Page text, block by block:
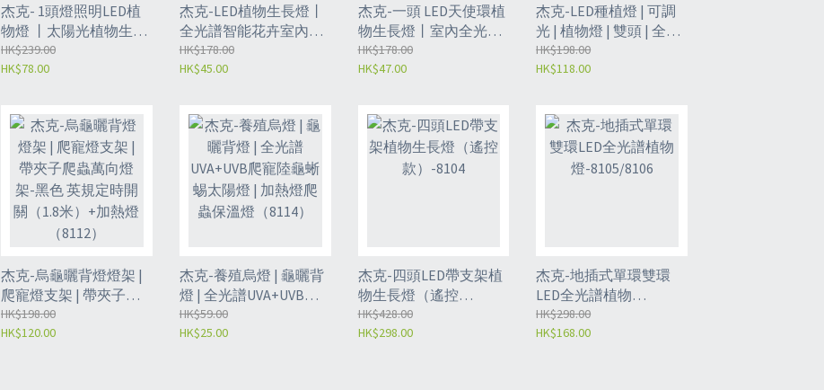
杰克- 1頭燈照明LED植
物燈 丨太陽光植物生長
燈丨防水夾子USB全光
譜燈 丨15W（一頭）
HK$239.00
HK$78.00
杰克-LED植物生長燈丨
全光譜智能花卉室內蔬
菜補光燈丨植物燈育苗
5V種植USB 丨一頭 紅藍
HK$178.00
HK$45.00
杰克-一頭 LED天使環植
物生長燈丨室內全光譜
多肉植物補光燈丨智能
定時植物生長燈 丨單頭
HK$178.00
HK$47.00
杰克-LED種植燈 | 可調
光 | 植物燈 | 雙頭 | 全光
譜 | USB | 燈夾（8101）
HK$198.00
HK$118.00
杰克-烏龜曬背燈燈架 |
爬寵燈支架 | 帶夾子爬
蟲萬向燈架-黑色 英規
定時開關（1.8米）+加
HK$198.00
HK$120.00
杰克-養殖烏燈 | 龜曬背
燈 | 全光譜UVA+UVB爬
寵陸龜蜥蜴太陽燈 | 加
熱燈爬蟲保溫燈
HK$59.00
HK$25.00
杰克-四頭LED帶支架植
物生長燈（遙控
款）-8104
HK$428.00
HK$298.00
杰克-地插式單環雙環
LED全光譜植物
燈-8105/8106
HK$298.00
HK$168.00